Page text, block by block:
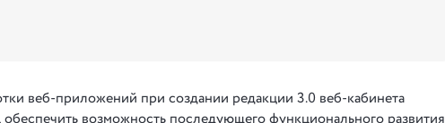
веб-приложений при создании редакции 3.0 веб-кабинета